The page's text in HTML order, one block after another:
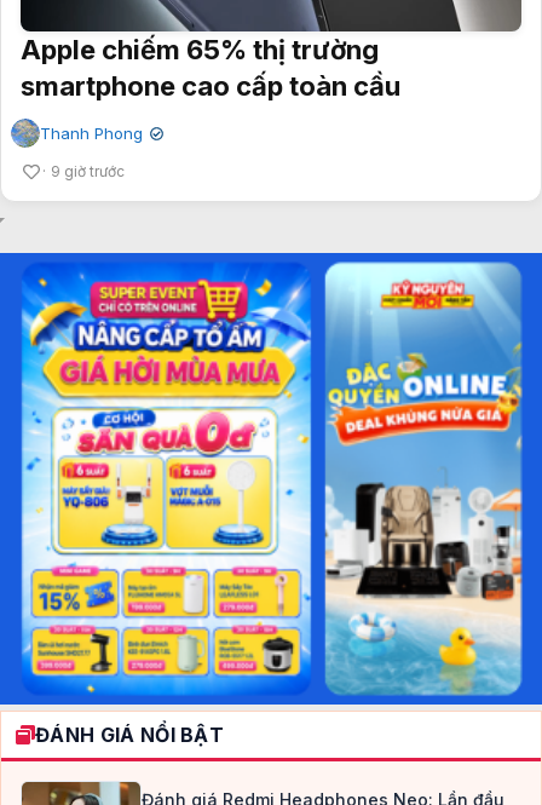
Apple chiếm 65% thị trường
smartphone cao cấp toàn cầu
Thanh Phong ✔
9 giờ trước
ĐÁNH GIÁ NỔI BẬT
Đánh giá Redmi Headphones Neo: Lần đầu